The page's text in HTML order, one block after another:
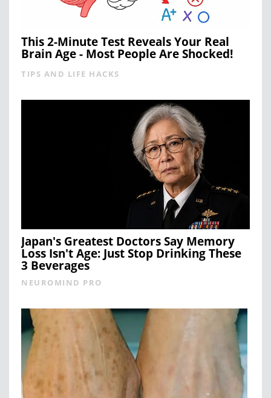
This 2-Minute Test Reveals Your Real
Brain Age - Most People Are Shocked!
TIPS AND LIFE HACKS
Japan's Greatest Doctors Say Memory
Loss Isn't Age: Just Stop Drinking These
3 Beverages
NEUROMIND PRO